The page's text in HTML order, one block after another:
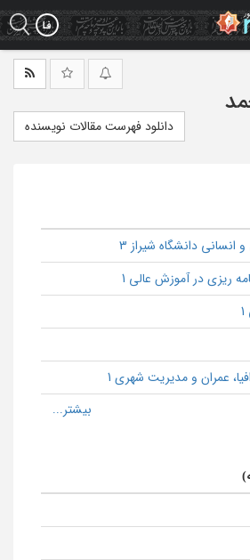
دانلود فهرست مقالات نویسنده
انسانی دانشگاه شیراز 3
ریزی در آموزش عالی 1
عمران و مدیریت شهری 1